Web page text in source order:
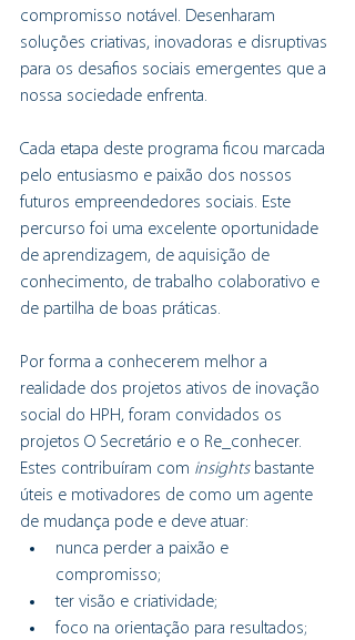
compromisso notável. Desenharam
soluções criativas, inovadoras e disruptivas
para os desafios sociais emergentes que a
nossa sociedade enfrenta.
Cada etapa deste programa ficou marcada
pelo entusiasmo e paixão dos nossos
futuros empreendedores sociais. Este
percurso foi uma excelente oportunidade
de aprendizagem, de aquisição de
conhecimento, de trabalho colaborativo e
de partilha de boas práticas.
Por forma a conhecerem melhor a
realidade dos projetos ativos de inovação
social do HPH, foram convidados os
projetos O Secretário e o Re_conhecer.
Estes contribuíram com insights bastante
úteis e motivadores de como um agente
de mudança pode e deve atuar:
nunca perder a paixão e
compromisso;
ter visão e criatividade;
foco na orientação para resultados;